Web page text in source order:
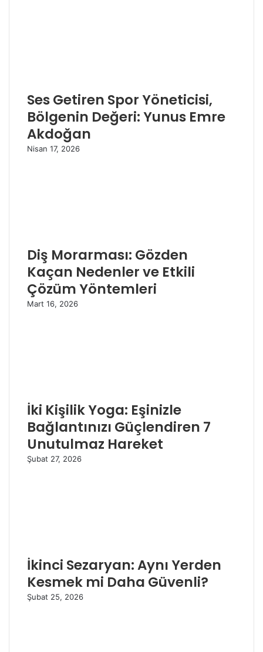
Ses Getiren Spor Yöneticisi,
Bölgenin Değeri: Yunus Emre
Akdoğan
Nisan 17, 2026
Diş Morarması: Gözden
Kaçan Nedenler ve Etkili
Çözüm Yöntemleri
Mart 16, 2026
İki Kişilik Yoga: Eşinizle
Bağlantınızı Güçlendiren 7
Unutulmaz Hareket
Şubat 27, 2026
İkinci Sezaryan: Aynı Yerden
Kesmek mi Daha Güvenli?
Şubat 25, 2026